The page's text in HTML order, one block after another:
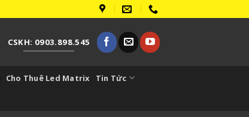
CSKH: 0903.898.545
Cho Thuê Led Matrix Tin Tức